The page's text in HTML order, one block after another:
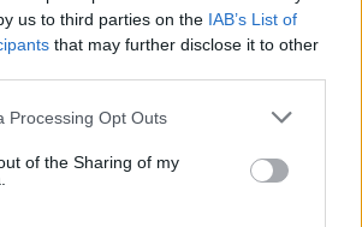
us to third parties on the IAB’s List of
that may further disclose it to other
website/app uses one or more Google
or usage behaviour. You may click to
to Google and its third-party tags to
specified purposes in below Google
Processing Opt Outs
of the Sharing of my
– Udvaros Dorottya